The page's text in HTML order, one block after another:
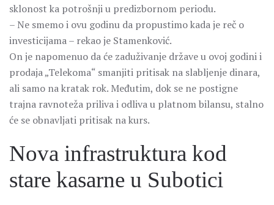
sklonost ka potrošnji u predizbornom periodu.
– Ne smemo i ovu godinu da propustimo kada je reč o
investicijama – rekao je Stamenković.
On je napomenuo da će zaduživanje države u ovoj godini i
prodaja „Telekoma“ smanjiti pritisak na slabljenje dinara,
ali samo na kratak rok. Međutim, dok se ne postigne
trajna ravnoteža priliva i odliva u platnom bilansu, stalno
će se obnavljati pritisak na kurs.
Nova infrastruktura kod
stare kasarne u Subotici